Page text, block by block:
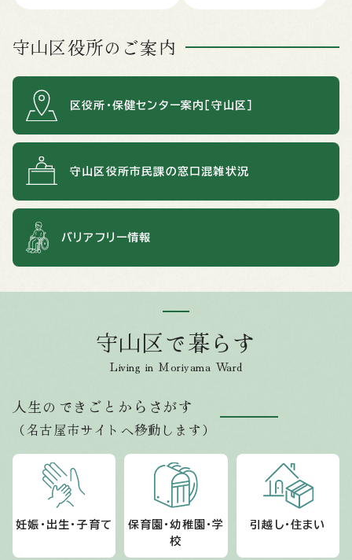
守山区役所のご案内
区役所・保健センター案内［守山区］
守山区役所市民課の窓口混雑状況
バリアフリー情報
守山区で暮らす
Living in Moriyama Ward
人生のできごとからさがす
（名古屋市サイトへ移動します）
妊娠・出生・子育て
保育園・幼稚園・学
校
引越し・住まい